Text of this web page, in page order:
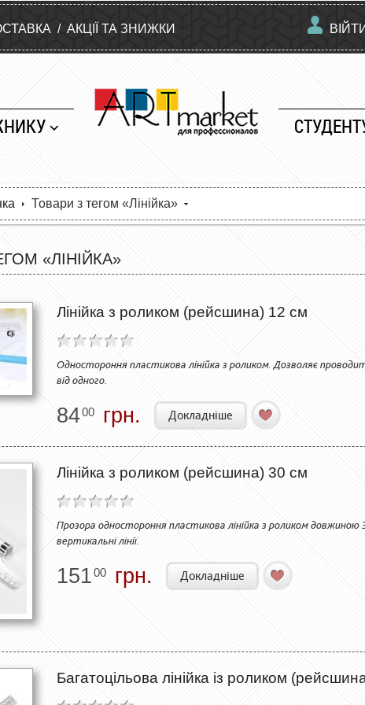
/ АКЦІЇ ТА ЗНИЖКИ ВІЙТИ
Товари з тегом «Лінійка»
«ЛІНІЙКА»
Лінійка з роликом (рейсшина) 12 см
Одностороння пластикова лінійка з роликом. Дозволяє
від одного.
8400 грн. Докладніше
Лінійка з роликом (рейсшина) 30 см
Прозора одностороння пластикова лінійка з роликом довжиною
вертикальні лінії.
15100 грн. Докладніше
Багатоцільова лінійка із роликом